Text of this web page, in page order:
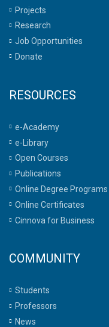
Projects
Research
Job Opportunities
Donate
RESOURCES
e-Academy
e-Library
Open Courses
Publications
Online Degree Programs
Online Certificates
Cinnova for Business
COMMUNITY
Students
Professors
News